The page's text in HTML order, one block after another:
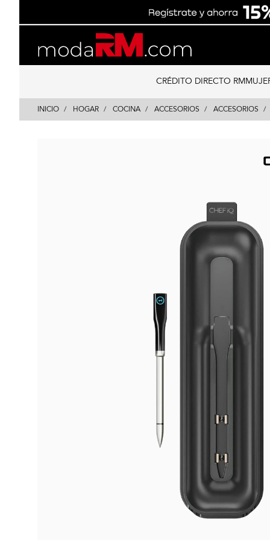
content
navigation
CRÉDITO DIRECTO RM
INICIO HOGAR COCINA ACCESORIOS ACCESORIOS